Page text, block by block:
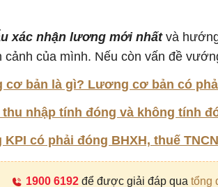
xác nhận lương mới nhất và
cảnh của mình. Nếu còn vấn đề
cơ bản là gì? Lương cơ bản có
thu nhập tính đóng và không tính
có phải đóng BHXH, thuế
1900 6192để được giải đáp qua tổng